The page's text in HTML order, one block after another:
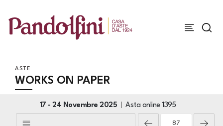
ASTE
WORKS ON PAPER
17 -24 Novembre 2025 Asta online1395